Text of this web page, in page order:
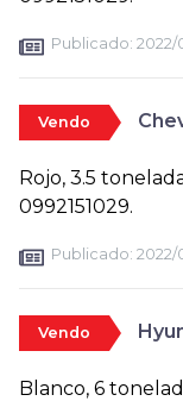
Publicado: 2022/
Vendo
Rojo, 3.5
0992151029.
Publicado: 2022/
Vendo
Blanco, 6